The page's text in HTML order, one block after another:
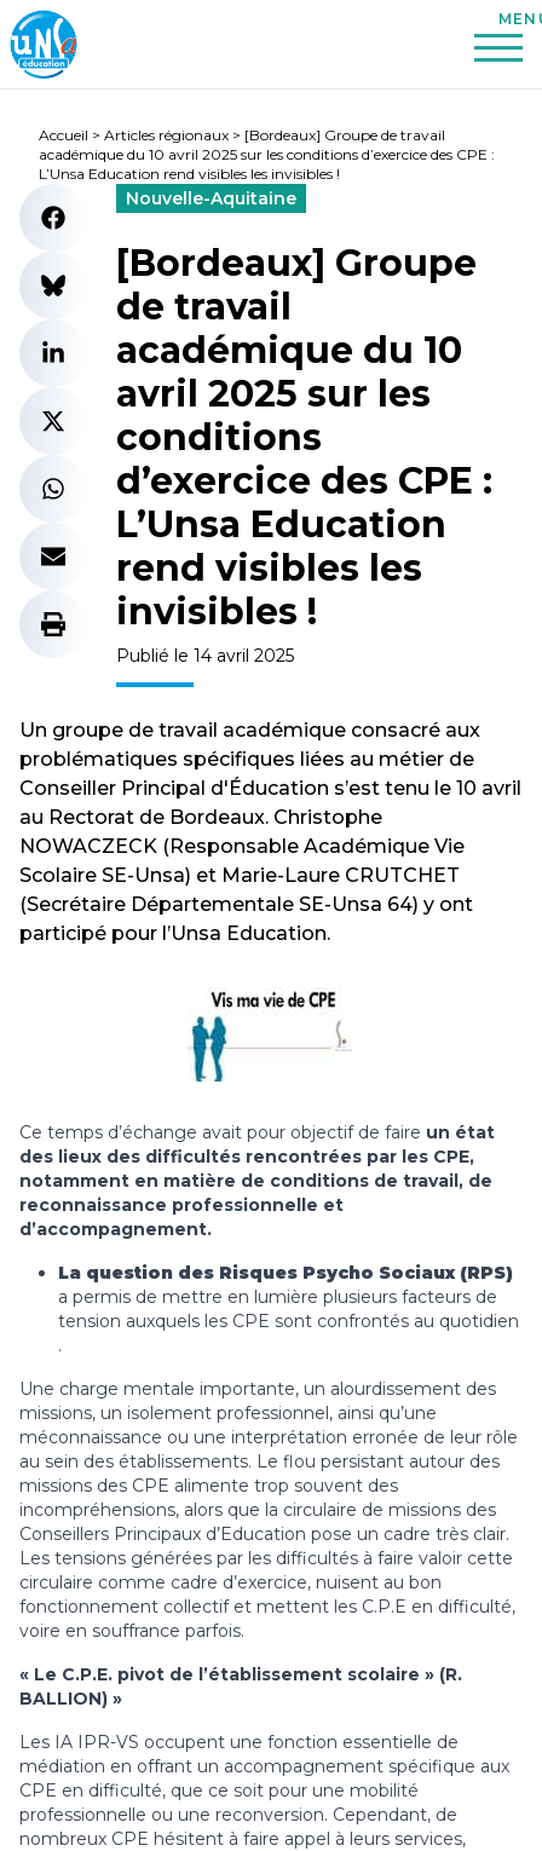
Accueil > Articles régionaux > [Bordeaux] Groupe de travail
académique du 10 avril 2025 sur les conditions d’exercice des CPE :
L’Unsa Education rend visibles les invisibles !
Nouvelle-Aquitaine
[Bordeaux] Groupe
de travail
académique du 10
avril 2025 sur les
conditions
d’exercice des CPE :
L’Unsa Education
rend visibles les
invisibles !
Publié le 14 avril 2025
Un groupe de travail académique consacré aux
problématiques spécifiques liées au métier de
Conseiller Principal d'Éducation s’est tenu le 10 avril
au Rectorat de Bordeaux. Christophe
NOWACZECK (Responsable Académique Vie
Scolaire SE-Unsa) et Marie-Laure CRUTCHET
(Secrétaire Départementale SE-Unsa 64) y ont
participé pour l’Unsa Education.
Ce temps d’échange avait pour objectif de faire un état
des lieux des difficultés rencontrées par les CPE,
notamment en matière de conditions de travail, de
reconnaissance professionnelle et
d’accompagnement.
La question des Risques Psycho Sociaux (RPS)
a permis de mettre en lumière plusieurs facteurs de
tension auxquels les CPE sont confrontés au quotidien
.
Une charge mentale importante, un alourdissement des
missions, un isolement professionnel, ainsi qu’une
méconnaissance ou une interprétation erronée de leur rôle
au sein des établissements. Le flou persistant autour des
missions des CPE alimente trop souvent des
incompréhensions, alors que la circulaire de missions des
Conseillers Principaux d’Education pose un cadre très clair.
Les tensions générées par les difficultés à faire valoir cette
circulaire comme cadre d’exercice, nuisent au bon
fonctionnement collectif et mettent les C.P.E en difficulté,
voire en souffrance parfois.
« Le C.P.E. pivot de l’établissement scolaire » (R.
BALLION) »
Les IA IPR-VS occupent une fonction essentielle de
médiation en offrant un accompagnement spécifique aux
CPE en difficulté, que ce soit pour une mobilité
professionnelle ou une reconversion. Cependant, de
nombreux CPE hésitent à faire appel à leurs services,